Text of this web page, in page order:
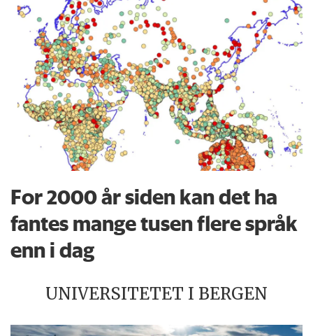
For 2000 år siden kan det ha
fantes mange tusen flere språk
enn i dag
UNIVERSITETET I BERGEN